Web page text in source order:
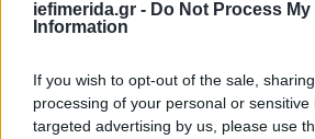
iefimerida.gr - Do Not Process My
Information
If you wish to opt-out of the sale,
processing of your personal or
targeted advertising by us, please use
ημερών.